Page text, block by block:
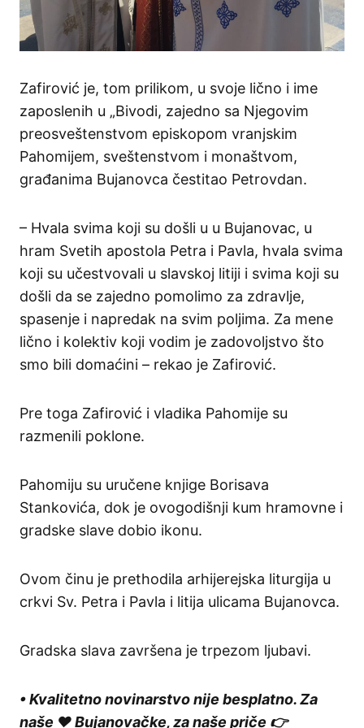
Zafirović je, tom prilikom, u svoje lično i ime
zaposlenih u „Bivodi, zajedno sa Njegovim
preosveštenstvom episkopom vranjskim
Pahomijem, sveštenstvom i monaštvom,
građanima Bujanovca čestitao Petrovdan.
– Hvala svima koji su došli u u Bujanovac, u
hram Svetih apostola Petra i Pavla, hvala svima
koji su učestvovali u slavskoj litiji i svima koji su
došli da se zajedno pomolimo za zdravlje,
spasenje i napredak na svim poljima. Za mene
lično i kolektiv koji vodim je zadovoljstvo što
smo bili domaćini – rekao je Zafirović.
Pre toga Zafirović i vladika Pahomije su
razmenili poklone.
Pahomiju su uručene knjige Borisava
Stankovića, dok je ovogodišnji kum hramovne i
gradske slave dobio ikonu.
Ovom činu je prethodila arhijerejska liturgija u
crkvi Sv. Petra i Pavla i litija ulicama Bujanovca.
Gradska slava završena je trpezom ljubavi.
• Kvalitetno novinarstvo nije besplatno. Za
naše ❤️ Bujanovačke, za naše priče 👉